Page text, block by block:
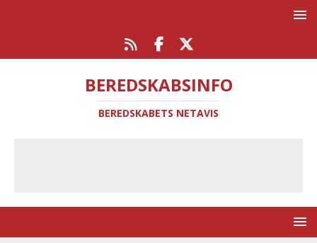
BEREDSKABSINFO
BEREDSKABETS NETAVIS